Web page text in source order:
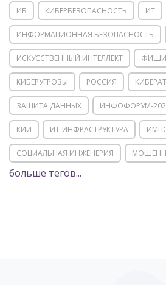
ИБ КИБЕРБЕЗОПАСНОСТЬ ИТ
ИНФОРМАЦИОННАЯ БЕЗОПАСНОСТЬ
ИСКУССТВЕННЫЙ ИНТЕЛЛЕКТ
КИБЕРУГРОЗЫ РОССИЯ
ЗАЩИТА ДАННЫХ ИНФОФОРУМ-
КИИ ИТ-ИНФРАСТРУКТУРА
СОЦИАЛЬНАЯ ИНЖЕНЕРИЯ
POSITIVE TECHNOLOGIES
больше тегов...